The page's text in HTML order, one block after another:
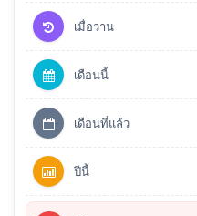
เมื่อวาน
เดือนนี้
เดือนที่แล้ว
ปีนี้